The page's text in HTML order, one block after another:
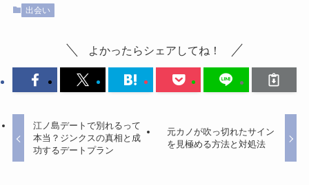
出会い
よかったらシェアしてね！
江ノ島デートで別れるって
本当？ジンクスの真相と成
功するデートプラン
元カノが吹っ切れたサイン
を見極める方法と対処法